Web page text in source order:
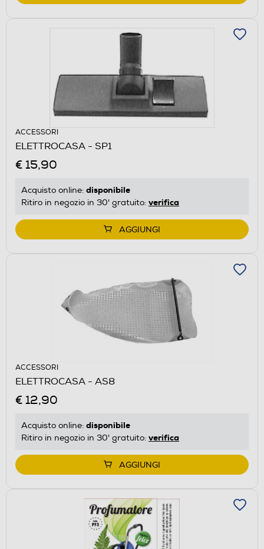
ACCESSORI
ELETTROCASA - SP1
€ 15,90
Acquisto online: disponibile
Ritiro in negozio in 30' gratuito: verifica
AGGIUNGI
ACCESSORI
ELETTROCASA - AS8
€ 12,90
Acquisto online: disponibile
Ritiro in negozio in 30' gratuito: verifica
AGGIUNGI